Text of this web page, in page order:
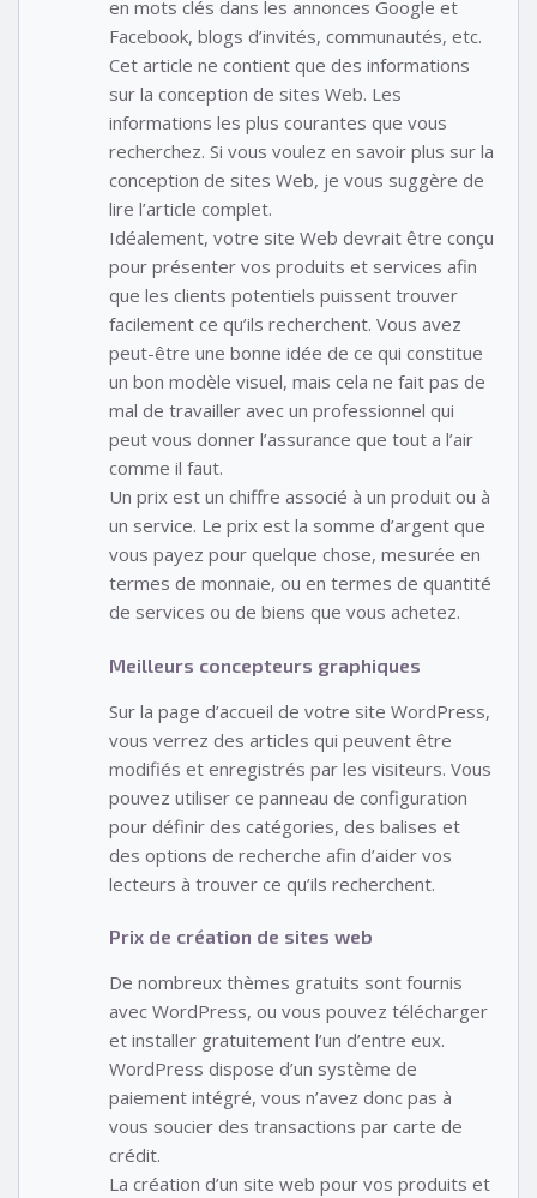
en mots clés dans les annonces Google et
Facebook, blogs d’invités, communautés, etc.
Cet article ne contient que des informations
sur la conception de sites Web. Les
informations les plus courantes que vous
recherchez. Si vous voulez en savoir plus sur la
conception de sites Web, je vous suggère de
lire l’article complet.
Idéalement, votre site Web devrait être conçu
pour présenter vos produits et services afin
que les clients potentiels puissent trouver
facilement ce qu’ils recherchent. Vous avez
peut-être une bonne idée de ce qui constitue
un bon modèle visuel, mais cela ne fait pas de
mal de travailler avec un professionnel qui
peut vous donner l’assurance que tout a l’air
comme il faut.
Un prix est un chiffre associé à un produit ou à
un service. Le prix est la somme d’argent que
vous payez pour quelque chose, mesurée en
termes de monnaie, ou en termes de quantité
de services ou de biens que vous achetez.
Meilleurs concepteurs graphiques
Sur la page d’accueil de votre site WordPress,
vous verrez des articles qui peuvent être
modifiés et enregistrés par les visiteurs. Vous
pouvez utiliser ce panneau de configuration
pour définir des catégories, des balises et
des options de recherche afin d’aider vos
lecteurs à trouver ce qu’ils recherchent.
Prix de création de sites web
De nombreux thèmes gratuits sont fournis
avec WordPress, ou vous pouvez télécharger
et installer gratuitement l’un d’entre eux.
WordPress dispose d’un système de
paiement intégré, vous n’avez donc pas à
vous soucier des transactions par carte de
crédit.
La création d’un site web pour vos produits et